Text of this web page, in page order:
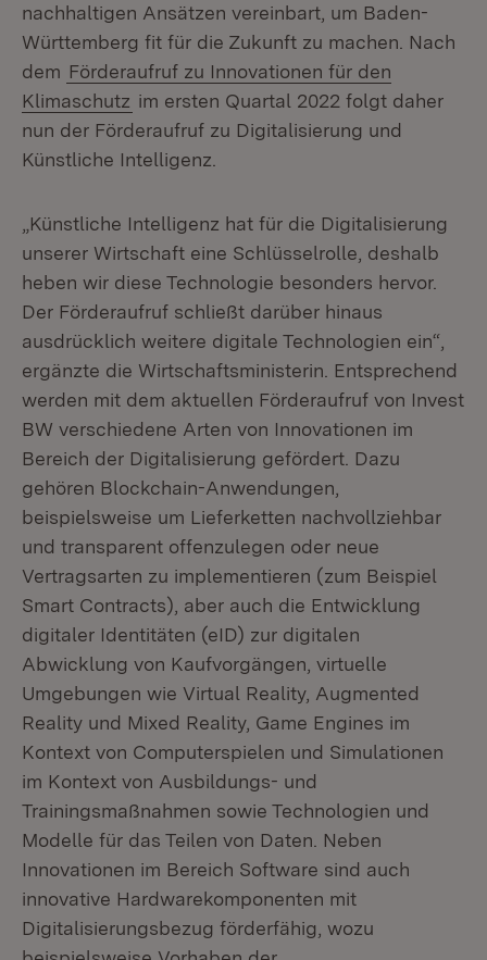
nachhaltigen Ansätzen vereinbart, um Baden-
Württemberg fit für die Zukunft zu machen. Nach
dem Förderaufruf zu Innovationen für den
Klimaschutz im ersten Quartal 2022 folgt daher
nun der Förderaufruf zu Digitalisierung und
Künstliche Intelligenz.
„Künstliche Intelligenz hat für die Digitalisierung
unserer Wirtschaft eine Schlüsselrolle, deshalb
heben wir diese Technologie besonders hervor.
Der Förderaufruf schließt darüber hinaus
ausdrücklich weitere digitale Technologien ein“,
ergänzte die Wirtschaftsministerin. Entsprechend
werden mit dem aktuellen Förderaufruf von Invest
BW verschiedene Arten von Innovationen im
Bereich der Digitalisierung gefördert. Dazu
gehören Blockchain-Anwendungen,
beispielsweise um Lieferketten nachvollziehbar
und transparent offenzulegen oder neue
Vertragsarten zu implementieren (zum Beispiel
Smart Contracts), aber auch die Entwicklung
digitaler Identitäten (eID) zur digitalen
Abwicklung von Kaufvorgängen, virtuelle
Umgebungen wie Virtual Reality, Augmented
Reality und Mixed Reality, Game Engines im
Kontext von Computerspielen und Simulationen
im Kontext von Ausbildungs- und
Trainingsmaßnahmen sowie Technologien und
Modelle für das Teilen von Daten. Neben
Innovationen im Bereich Software sind auch
innovative Hardwarekomponenten mit
Digitalisierungsbezug förderfähig, wozu